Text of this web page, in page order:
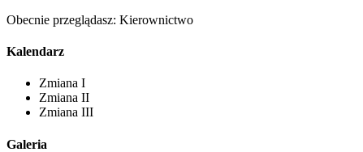
Obecnie przeglądasz: Kierownictwo
Kalendarz
Zmiana I
Zmiana II
Zmiana III
Galeria